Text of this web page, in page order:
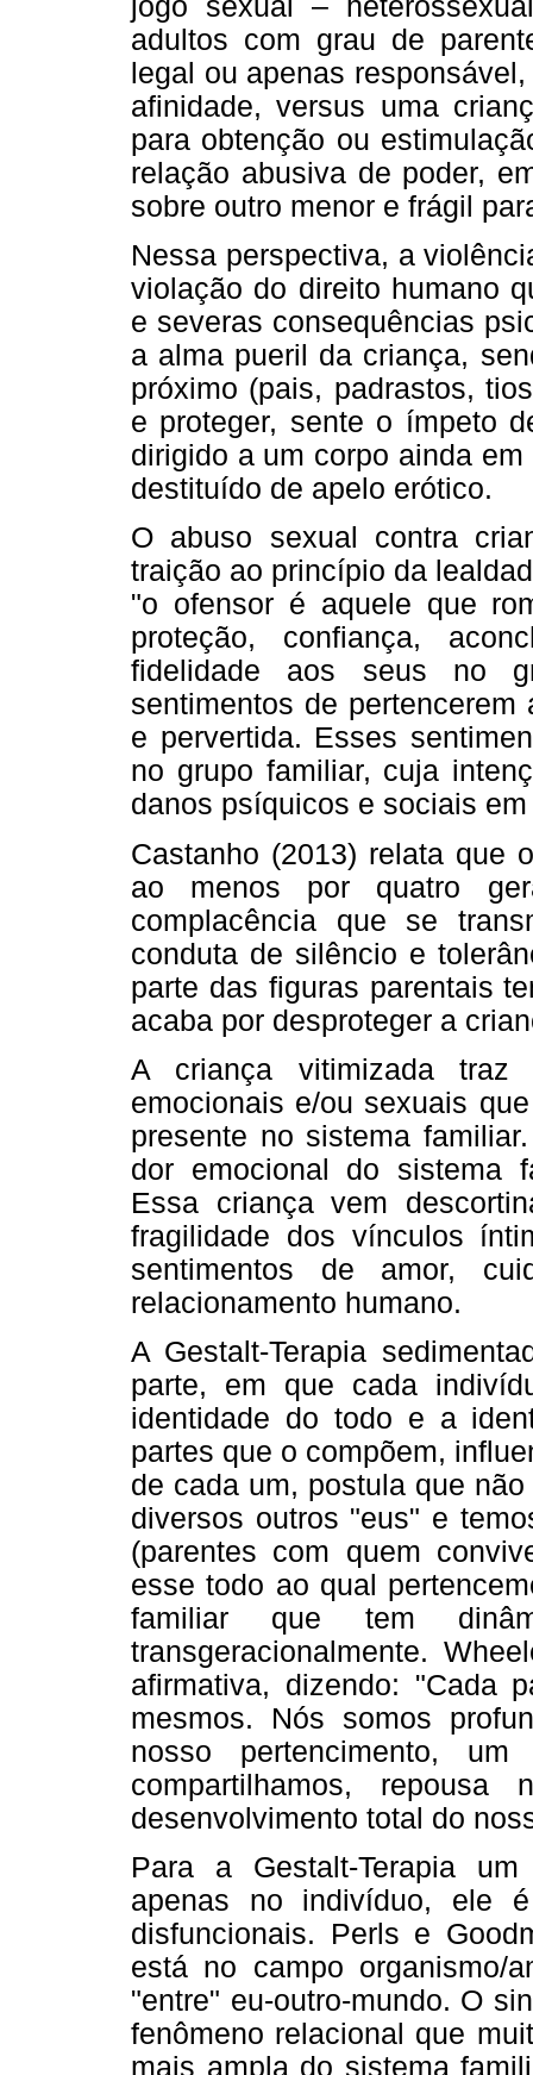
jogo sexual –
adultos com grau de
legal ou apenas
afinidade, versus uma
para obtenção ou
relação abusiva de poder,
sobre outro menor e frágil
Nessa perspectiva, a
violação do direito humano
e severas consequências
a alma pueril da criança,
próximo (pais, padrastos,
e proteger, sente o ímpeto
dirigido a um corpo ainda
destituído de apelo erótico.
O abuso sexual contra
traição ao princípio da
"o ofensor é aquele que
proteção, confiança,
fidelidade aos seus no
sentimentos de
e pervertida. Esses
no grupo familiar, cuja
danos psíquicos e sociais
Castanho (2013) relata que
ao menos por quatro
complacência que se
conduta de silêncio e
parte das figuras parentais
acaba por desproteger a
A criança vitimizada
emocionais e/ou sexuais
presente no sistema
dor emocional do sistema
Essa criança vem
fragilidade dos vínculos
sentimentos de amor,
relacionamento humano.
A Gestalt-Terapia
parte, em que cada
identidade do todo e a
partes que o compõem,
de cada um, postula que
diversos outros "eus" e
(parentes com quem
esse todo ao qual
familiar que tem
transgeracionalmente.
afirmativa, dizendo: "Cada
mesmos. Nós somos
nosso pertencimento,
compartilhamos,
desenvolvimento total do
Para a Gestalt-Terapia
apenas no indivíduo, ele
disfuncionais. Perls e
está no campo organismo/
"entre" eu-outro-mundo. O
fenômeno relacional que
mais ampla do sistema